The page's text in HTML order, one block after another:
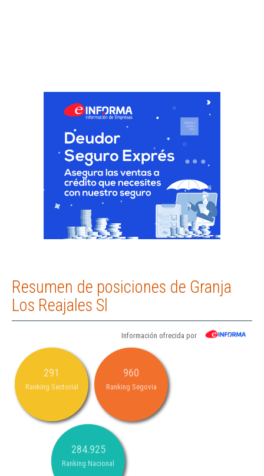
Resumen de posiciones de Granja
Los Reajales Sl
Información ofrecida por
291
Ranking Sectorial
960
Ranking Segovia
284.925
Ranking Nacional